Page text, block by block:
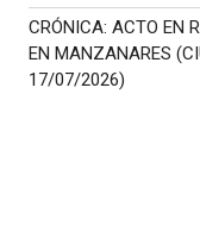
CRÓNICA: ACTO EN
EN MANZANARES
17/07/2026)